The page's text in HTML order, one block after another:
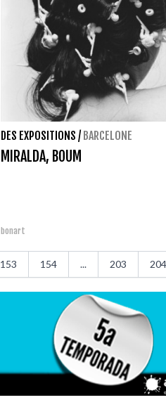
DES EXPOSITIONS / BARCELONE
MIRALDA, BOUM
bonart
153 154 ... 203 204